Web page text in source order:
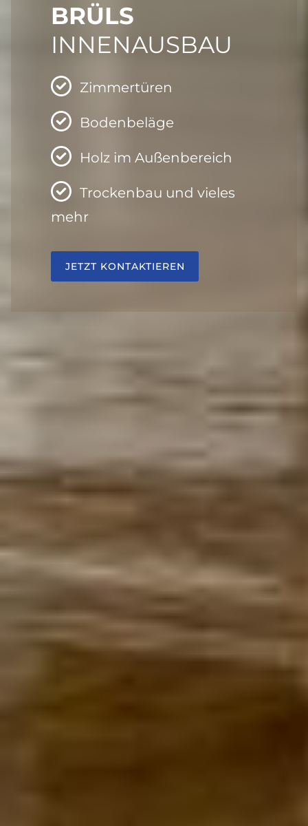
BRÜLS
INNENAUSBAU
Zimmertüren
Bodenbeläge
Holz im Außenbereich
Trockenbau und vieles
mehr
JETZT KONTAKTIEREN